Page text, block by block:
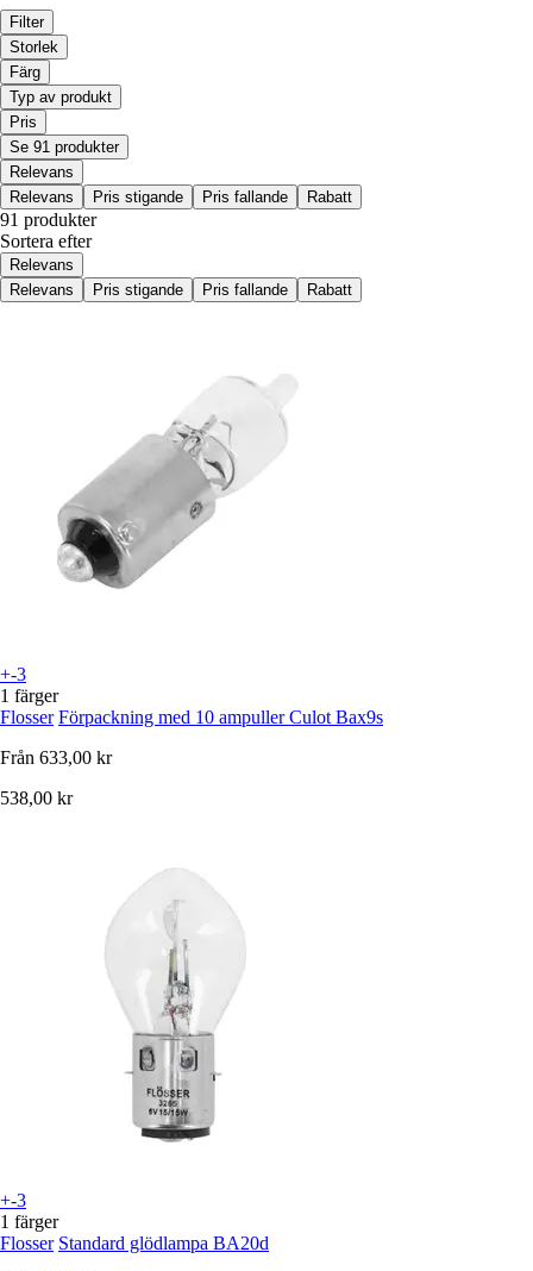
Filter
Storlek
Färg
Typ av produkt
Pris
Se 91 produkter
Relevans
Relevans
Pris stigande Pris fallande Rabatt
91 produkter
Sortera efter
Relevans
Relevans
Pris stigande Pris fallande Rabatt
+-3
1 färger
Flosser Förpackning med 10 ampuller Culot Bax9s
Från 633,00 kr
538,00 kr
+-3
1 färger
Flosser Standard glödlampa BA20d